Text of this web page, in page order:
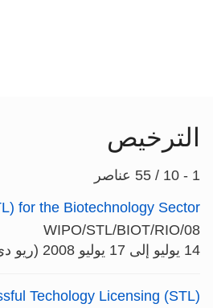
الترخيص
1 - 10 / 55 عناصر
for the Biotechnology Sector
WIPO/STL/BIOT/RIO/08
14 يوليو إلى 17 يوليو 2008 (ريو دي جانيرو, البرازيل)
Techology Licensing (STL)